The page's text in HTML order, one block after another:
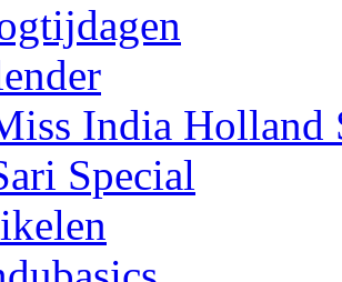
India Holland
Special